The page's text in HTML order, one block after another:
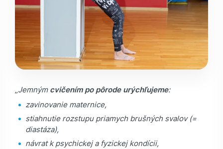
„Jemnýmcvičením po pôrode urýchľujeme:
zavinovanie maternice,
stiahnutie rozstupu priamych brušných svalov (=
diastáza),
návrat k psychickej a fyzickej kondícii,